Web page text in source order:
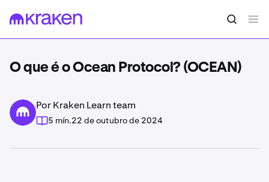
O que é o Ocean Protocol? (OCEAN)
Por Kraken Learn team
5 mín.22 de outubro de 2024